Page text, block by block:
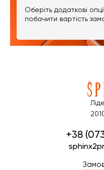
Оберіть додаткові
побачити вартість
+38